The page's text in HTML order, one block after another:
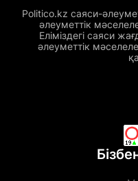
Politico.kz саяси-
әлеуметтік
Еліміздегі саяси
әлеуметтік